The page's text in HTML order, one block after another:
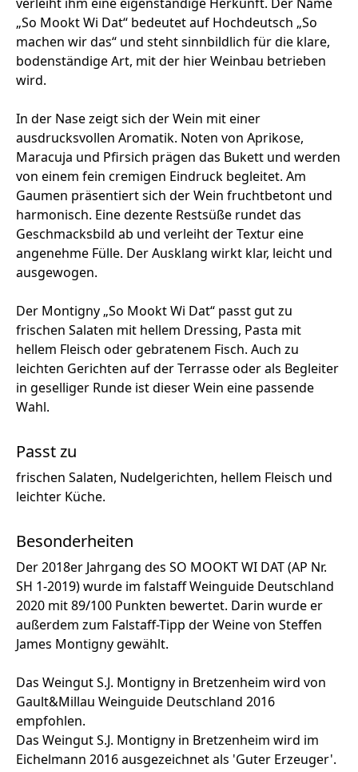
„So Mookt Wi Dat“ bedeutet auf Hochdeutsch „So
machen wir das“ und steht sinnbildlich für die klare,
bodenständige Art, mit der hier Weinbau betrieben
wird.
In der Nase zeigt sich der Wein mit einer
ausdrucksvollen Aromatik. Noten von Aprikose,
Maracuja und Pfirsich prägen das Bukett und werden
von einem fein cremigen Eindruck begleitet. Am
Gaumen präsentiert sich der Wein fruchtbetont und
harmonisch. Eine dezente Restsüße rundet das
Geschmacksbild ab und verleiht der Textur eine
angenehme Fülle. Der Ausklang wirkt klar, leicht und
ausgewogen.
Der Montigny „So Mookt Wi Dat“ passt gut zu
frischen Salaten mit hellem Dressing, Pasta mit
hellem Fleisch oder gebratenem Fisch. Auch zu
leichten Gerichten auf der Terrasse oder als Begleiter
in geselliger Runde ist dieser Wein eine passende
Wahl.
Passt zu
frischen Salaten, Nudelgerichten, hellem Fleisch und
leichter Küche.
Besonderheiten
Der 2018er Jahrgang des SO MOOKT WI DAT (AP Nr.
SH 1-2019) wurde im falstaff Weinguide Deutschland
2020 mit 89/100 Punkten bewertet. Darin wurde er
außerdem zum Falstaff-Tipp der Weine von Steffen
James Montigny gewählt.
Das Weingut S.J. Montigny in Bretzenheim wird von
Gault&Millau Weinguide Deutschland 2016
empfohlen.
Das Weingut S.J. Montigny in Bretzenheim wird im
Eichelmann 2016 ausgezeichnet als 'Guter Erzeuger'.